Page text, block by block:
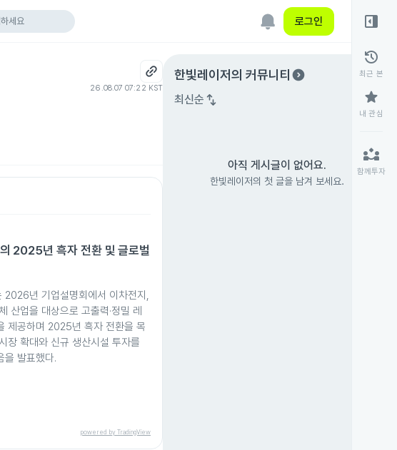
세요 로그인
26.08.07 07:22 KST
2025년 흑자 전환 및 글로벌
2026년 기업설명회에서 이차전지,
산업을 대상으로 고출력·정밀 레
제공하며 2025년 흑자 전환을 목
장 확대와 신규 생산시설 투자를
을 발표했다.
powered by TradingView
한빛레이저의 커뮤니티 expand_circle_right
최신순 swap_vert
아직 게시글이 없어요.
한빛레이저의 첫 글을 남겨 보세요.
right_panel_open
history
최근 본
star
내 관심
partner_exchange
함께투자